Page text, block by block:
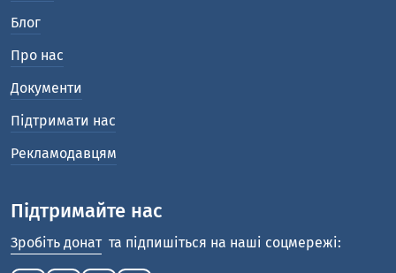
Блог
Про нас
Документи
Підтримати нас
Рекламодавцям
Підтримайте нас
Зробіть донат та підпишіться на наші соцмережі: